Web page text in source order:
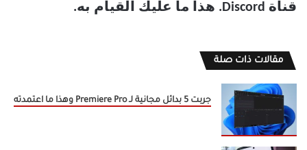
قناة Discord. هذا ما عليك القيام به.
مقالات ذات صلة
جربت 5 بدائل مجانية لـ Premiere Pro وهذا ما اعتمدته